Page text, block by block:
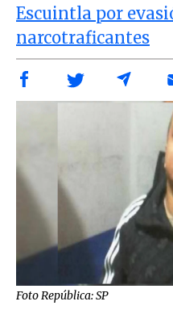
Escuintla por
narcotraficantes
Foto República: SP